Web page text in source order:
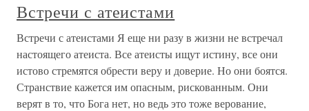
Встречи с атеистами
Встречи с атеистами Я еще ни разу в жизни не встречал
настоящего атеиста. Все атеисты ищут истину, все они
истово стремятся обрести веру и доверие. Но они боятся.
Странствие кажется им опасным, рискованным. Они
верят в то, что Бога нет, но ведь это тоже верование,